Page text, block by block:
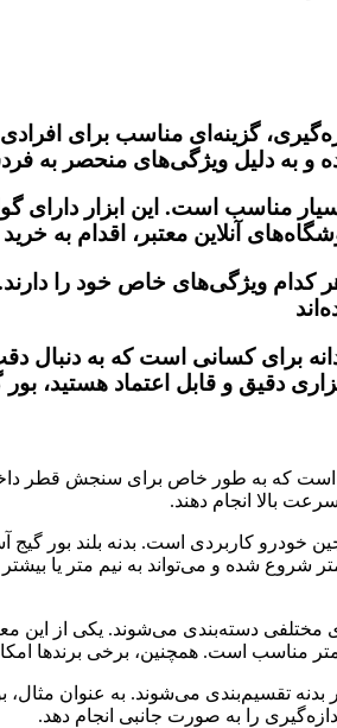
گزینه‌ای مناسب برای
و به دلیل ویژگی‌های منحصر به
مناسب است. این ابزار دارای
آنلاین معتبر، اقدام به خرید
ویژگی‌های خاص خود را دارند.
برای کسانی است که به
دقیق و قابل اعتماد هستید،
است که به طور خاص برای سنجش قطر
بالا انجام دهند.
خودرو کاربردی است. بدنه بلند بور
عمق نفوذ برای اندازه‌گیری با این ابزار از 10 سانتی‌متر
مختلفی دسته‌بندی می‌شوند. یکی از